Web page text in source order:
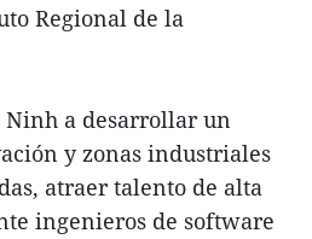
Regional de la
Ninh a desarrollar un
y zonas industriales
atraer talento de alta
ingenieros de software